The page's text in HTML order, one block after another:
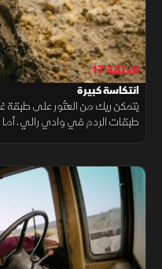
الحلقة 17
انتكاسة كبيرة
يتمكن ريك من العثور على
طبقات الردم في وادي رالي، أما